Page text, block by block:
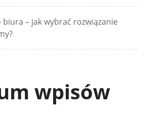
biura – jak wybrać rozwiązanie
wpisów